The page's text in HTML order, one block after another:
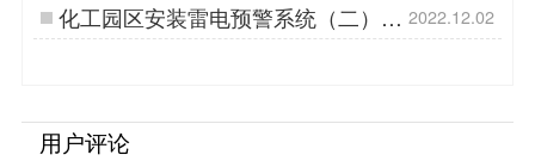
化工园区安装雷电预警系统（二）
【易造防雷】…
2022.12.02
用户评论